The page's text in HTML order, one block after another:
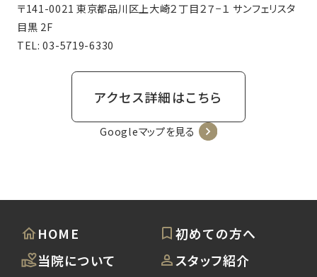
〒141-0021 東京都品川区上大崎２丁目２７−１ サンフェリスタ
目黒 2F
TEL:03-5719-6330
アクセス詳細はこちら
Googleマップを見る
HOME
初めての方へ
当院について
スタッフ紹介